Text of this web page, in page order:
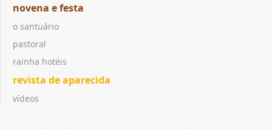
novena e festa
o santuário
pastoral
rainha hotéis
revista de aparecida
vídeos